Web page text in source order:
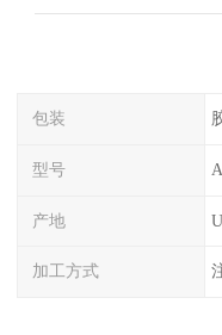
包装
型号
产地
加工方式